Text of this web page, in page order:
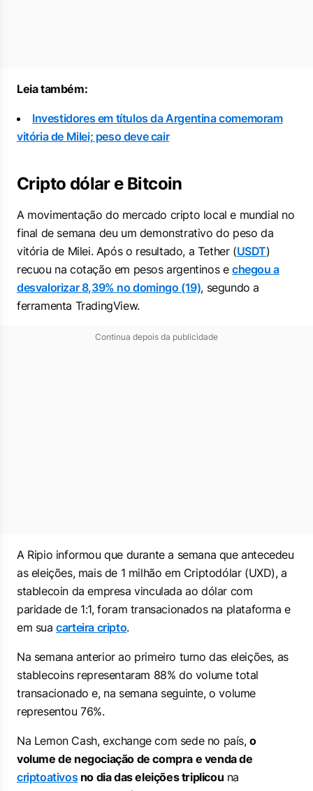
Leia também:
Investidores em títulos da Argentina comemoram
vitória de Milei; peso deve cair
Cripto dólar e Bitcoin
A movimentação do mercado cripto local e mundial no
final de semana deu um demonstrativo do peso da
vitória de Milei. Após o resultado, a Tether (USDT)
recuou na cotação em pesos argentinos echegou a
desvalorizar 8,39% no domingo (19), segundo a
ferramenta TradingView.
Continua depois da publicidade
A Ripio informou que durante a semana que antecedeu
as eleições, mais de 1 milhão em Criptodólar (UXD), a
stablecoin da empresa vinculada ao dólar com
paridade de 1:1, foram transacionados na plataforma e
em suacarteira cripto.
Na semana anterior ao primeiro turno das eleições, as
stablecoins representaram 88% do volume total
transacionado e, na semana seguinte, o volume
representou 76%.
Na Lemon Cash, exchange com sede no país,o
volume de negociação de compra e venda de
criptoativosno dia das eleições triplicou na